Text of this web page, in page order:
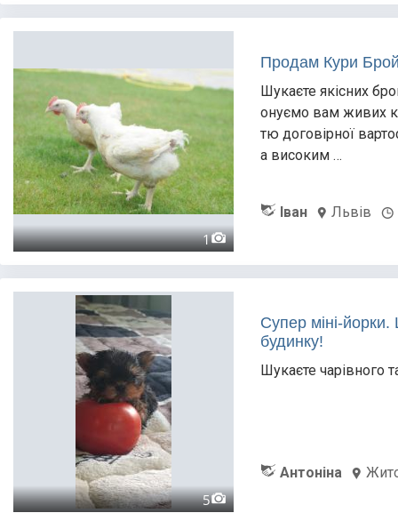
1
Продам Кури
Шукаєте якісних
онуємо вам живих
тю договірної
а високим …
Іван Львів
5
Супер міні-йорки.
будинку!
Шукаєте чарівного
Антоніна